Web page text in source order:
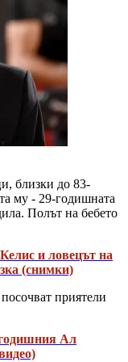
близки до 83-
му - 29-годишната
Полът на бебето
и ловецът на
(снимки)
приятели
Ал